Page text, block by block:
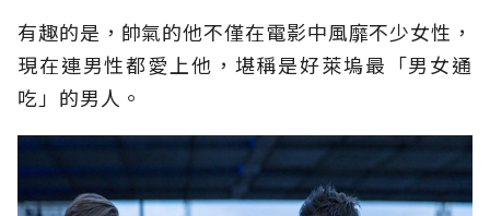
有趣的是，帥氣的他不僅在電影中風靡不少女性，
現在連男性都愛上他，堪稱是好萊塢最「男女通
吃」的男人。